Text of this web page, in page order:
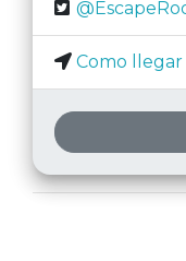
Como llegar